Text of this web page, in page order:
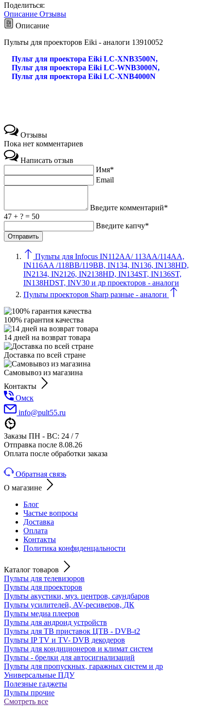
Поделиться:
Описание Отзывы
Описание
Пульты для проекторов Eiki - аналоги 13910052
Пульт для проектора Eiki LC-XNB3500N,
Пульт для проектора Eiki LC-WNB3000N,
Пульт для проектора Eiki LC-XNB4000N
Отзывы
Пока нет комментариев
Написать отзыв
Имя*
Email
Введите комментарий*
47 + ? = 50
Введите капчу*
Пульты для Infocus IN112AA/ 113AA/114AA,
IN116AA /118BB/119BB, IN134, IN136, IN138HD,
IN2134, IN2126, IN2138HD, IN134ST, IN136ST,
IN138HDST, INV30 и др проекторов - аналоги
Пульты проекторов Sharp разные - аналоги
100% гарантия качества
14 дней на возврат товара
Доставка по всей стране
Самовывоз из магазина
Контакты
Омск
info@pult55.ru
Заказы ПН - ВС: 24 / 7
Отправка после 8.08.26
Оплата после обработки заказа
Обратная связь
О магазине
Блог
Частые вопросы
Доставка
Оплата
Контакты
Политика конфиденцальности
Каталог товаров
Пульты для телевизоров
Пульты для проекторов
Пульты акустики, муз. центров, саундбаров
Пульты усилителей, AV-ресиверов, ДК
Пульты медиа плееров
Пульты для андроид устройств
Пульты для ТВ приставок ЦТВ - DVB-t2
Пульты IP TV и TV- DVB декодеров
Пульты для кондиционеров и климат систем
Пульты - брелки для автосигнализаций
Пульты для пропускных, гаражных систем и др
Универсальные ПДУ
Полезные гаджеты
Пульты прочие
Смотреть все